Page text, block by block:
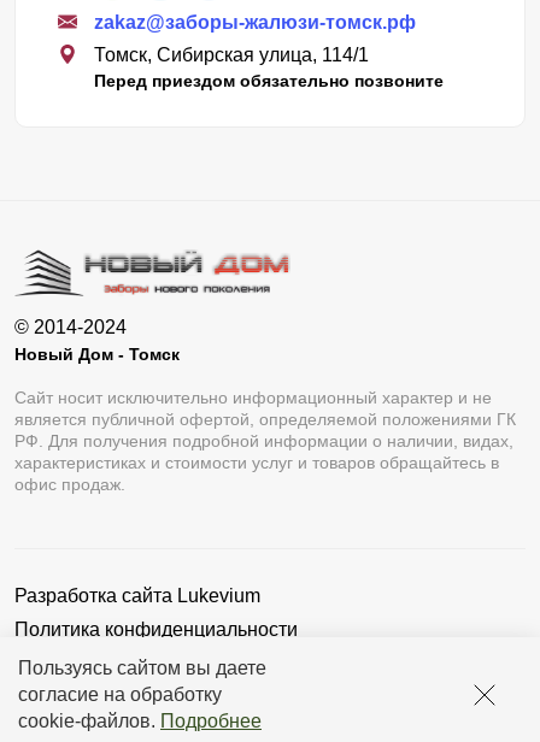
Пользуясь сайтом вы даете
согласие на обработку
cookie-файлов. Подробнее
zakaz@заборы-жалюзи-томск.рф
Томск, Сибирская улица, 114/1
Перед приездом обязательно позвоните
© 2014-2024
Новый Дом - Томск
Сайт носит исключительно информационный характер и не
является публичной офертой, определяемой положениями ГК
РФ. Для получения подробной информации о наличии, видах,
характеристиках и стоимости услуг и товаров обращайтесь в
офис продаж.
Разработка сайта Lukevium
Политика конфиденциальности
Пользовательское соглашение